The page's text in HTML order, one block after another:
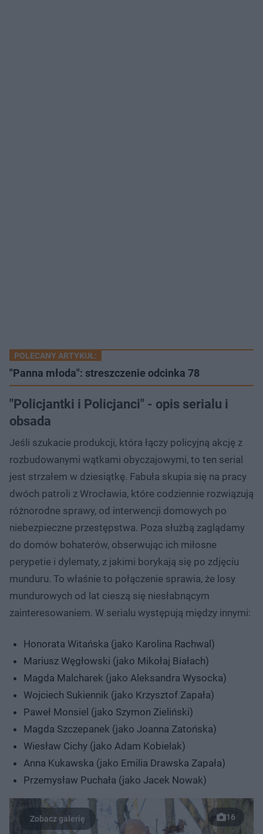
POLECANY ARTYKUŁ:
"Panna młoda": streszczenie odcinka 78
"Policjantki i Policjanci" - opis serialu i
obsada
Jeśli szukacie produkcji, która łączy policyjną akcję z
rozbudowanymi wątkami obyczajowymi, to ten serial
jest strzałem w dziesiątkę. Fabuła skupia się na pracy
dwóch patroli z Wrocławia, które codziennie rozwiązują
różnorodne sprawy, od interwencji domowych po
niebezpieczne przestępstwa. Poza służbą zaglądamy
do domów bohaterów, obserwując ich miłosne
perypetie i dylematy, z jakimi borykają się po zdjęciu
munduru. To właśnie to połączenie sprawia, że losy
mundurowych od lat cieszą się niesłabnącym
zainteresowaniem. W serialu występują między innymi:
Honorata Witańska (jako Karolina Rachwal)
Mariusz Węgłowski (jako Mikołaj Białach)
Magda Malcharek (jako Aleksandra Wysocka)
Wojciech Sukiennik (jako Krzysztof Zapała)
Paweł Monsiel (jako Szymon Zieliński)
Magda Szczepanek (jako Joanna Zatońska)
Wiesław Cichy (jako Adam Kobielak)
Anna Kukawska (jako Emilia Drawska Zapała)
Przemysław Puchała (jako Jacek Nowak)
16